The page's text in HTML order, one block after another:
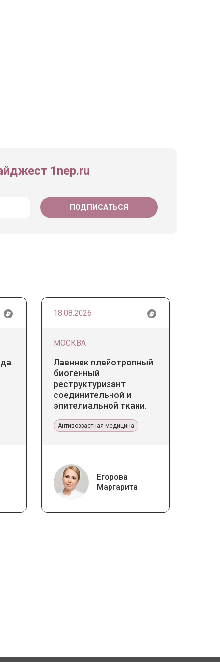
1nep.ru
18.08.2026
МОСКВА
Лаеннек плейотропный
биогенный
реструктуризант
соединительной и
эпителиальной ткани.
эстетической медицине
Антивозрастная медицина
Егорова
Маргарита